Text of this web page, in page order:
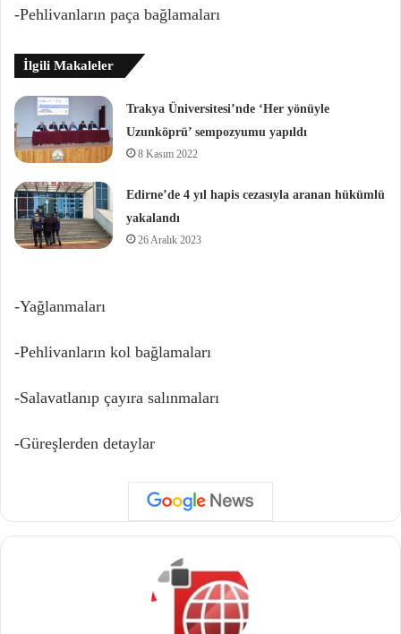
-Pehlivanların paça bağlamaları
İlgili Makaleler
Trakya Üniversitesi’nde ‘Her yönüyle
Uzunköprü’ sempozyumu yapıldı
8 Kasım 2022
Edirne’de 4 yıl hapis cezasıyla aranan hükümlü
yakalandı
26 Aralık 2023
-Yağlanmaları
-Pehlivanların kol bağlamaları
-Salavatlanıp çayıra salınmaları
-Güreşlerden detaylar